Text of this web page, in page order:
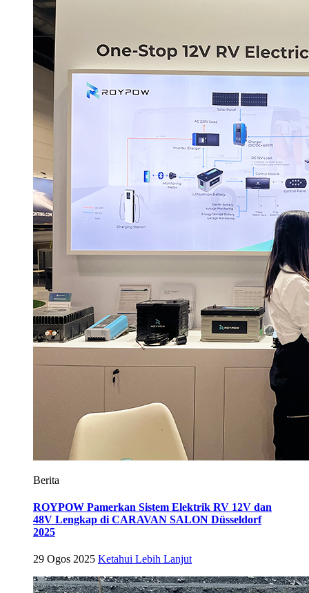
Berita
ROYPOW Pamerkan Sistem Elektrik RV 12V dan
48V Lengkap di CARAVAN SALON Düsseldorf
2025
29 Ogos 2025 Ketahui Lebih Lanjut